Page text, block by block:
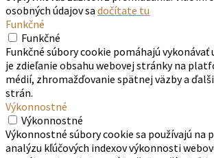
osobných údajov sa dočítate tu
Funkčné
Funkčné
Funkčné súbory cookie pomáhajú
je zdieľanie obsahu webovej stránky na
médií, zhromažďovanie spätnej väzby a
strán.
Výkonnostné
Výkonnostné
Výkonnostné súbory cookie sa používajú na
analýzu kľúčových indexov výkonnosti